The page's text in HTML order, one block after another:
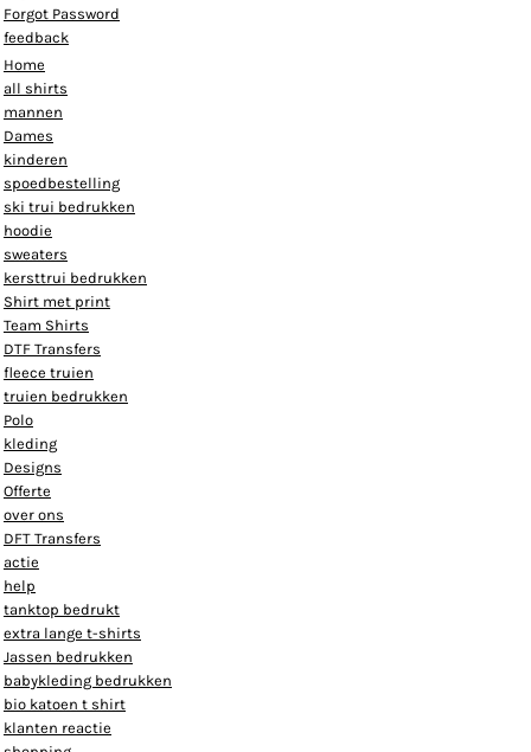
Forgot Password
feedback
Home
all shirts
mannen
Dames
kinderen
spoedbestelling
ski trui bedrukken
hoodie
sweaters
kersttrui bedrukken
Shirt met print
Team Shirts
DTF Transfers
fleece truien
truien bedrukken
Polo
kleding
Designs
Offerte
over ons
DFT Transfers
actie
help
tanktop bedrukt
extra lange t-shirts
Jassen bedrukken
babykleding bedrukken
bio katoen t shirt
klanten reactie